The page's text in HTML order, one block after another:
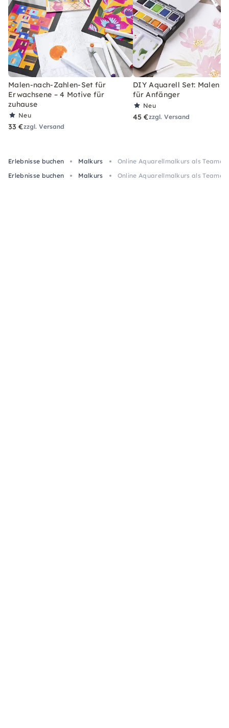
Malen-nach-Zahlen-Set für
Erwachsene – 4 Motive für
zuhause
Neu
33 €zzgl. Versand
DIY Aquarell Set: Malen
für Anfänger
Neu
45 €zzgl. Versand
Erlebnisse buchen Malkurs
Online Aquarellmalkurs als
Erlebnisse buchen
Malkurs Online Aquarellmalkurs als